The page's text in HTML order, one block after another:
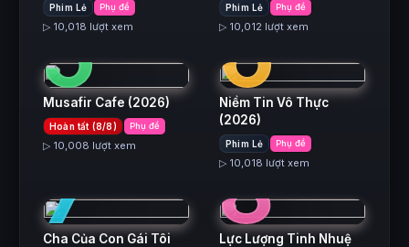
Phim Lẻ Phụ đề
▷ 10,018 lượt xem
Phim Lẻ Phụ đề
▷ 10,012 lượt xem
5
Musafir Cafe (2026)
Hoàn tất (8/8) Phụ đề
▷ 10,008 lượt xem
6
Niềm Tin Vô Thực
(2026)
Phim Lẻ Phụ đề
▷ 10,018 lượt xem
7
Cha Của Con Gái Tôi
8
Lực Lượng Tinh Nhuệ